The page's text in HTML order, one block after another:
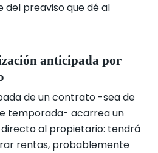
preaviso que dé al
anticipada por
de un contrato -sea de
temporada- acarrea un
al propietario: tendrá
rentas, probablemente